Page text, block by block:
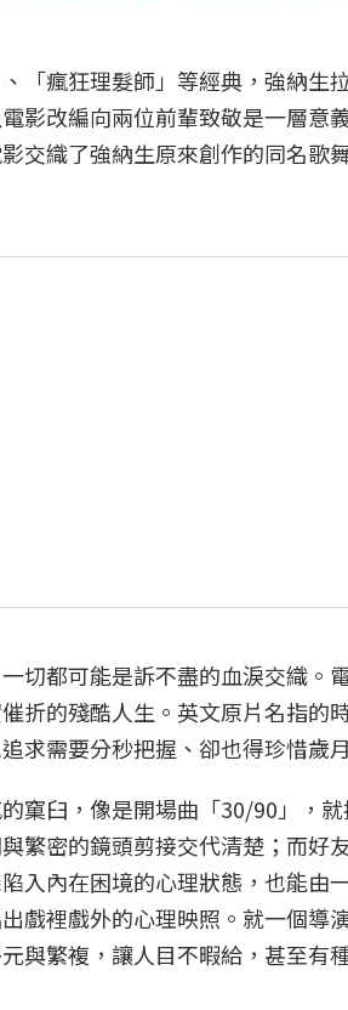
「瘋狂理髮師」等經典，強納生
影改編向兩位前輩致敬是一層意
交織了強納生原來創作的同名歌
切都可能是訴不盡的血淚交織。
折的殘酷人生。英文原片名指的
求需要分秒把握、卻也得珍惜歲
窠臼，像是開場曲「30/90」，
繁密的鏡頭剪接交代清楚；而好
入內在困境的心理狀態，也能由
戲裡戲外的心理映照。就一個導
與繁複，讓人目不暇給，甚至有